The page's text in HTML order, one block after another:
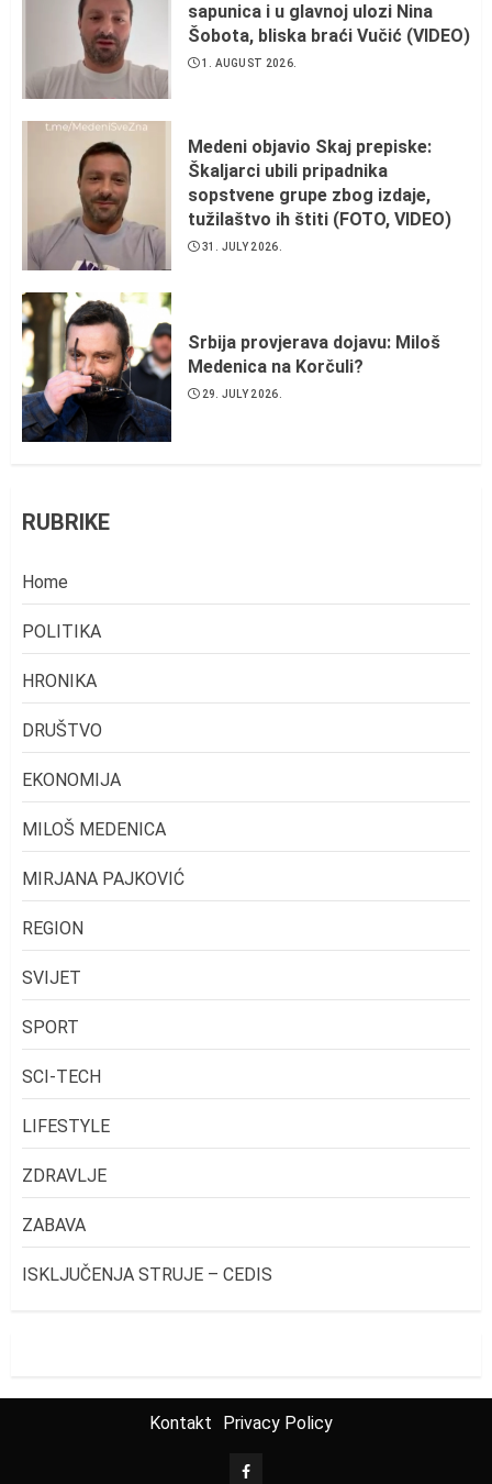
sapunica i u glavnoj ulozi Nina
Šobota, bliska braći Vučić (VIDEO)
1. AUGUST 2026.
Medeni objavio Skaj prepiske:
Škaljarci ubili pripadnika
sopstvene grupe zbog izdaje,
tužilaštvo ih štiti (FOTO, VIDEO)
31. JULY 2026.
Srbija provjerava dojavu: Miloš
Medenica na Korčuli?
29. JULY 2026.
RUBRIKE
Home
POLITIKA
HRONIKA
DRUŠTVO
EKONOMIJA
MILOŠ MEDENICA
MIRJANA PAJKOVIĆ
REGION
SVIJET
SPORT
SCI-TECH
LIFESTYLE
ZDRAVLJE
ZABAVA
ISKLJUČENJA STRUJE – CEDIS
Kontakt Privacy Policy
FB